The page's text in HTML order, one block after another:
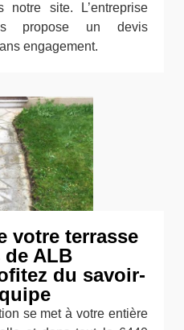
notre site. L’entreprise
propose un devis
engagement.
votre terrasse
de ALB
du savoir-
se met à votre entière